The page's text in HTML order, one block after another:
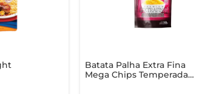
Batata Palha Extra Fina
Mega Chips Temperada